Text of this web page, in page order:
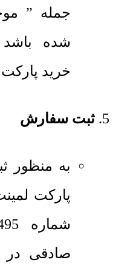
جمله ”
شده باشد
خرید پارکت
ثبت سفارش
به منظور
صادقی در